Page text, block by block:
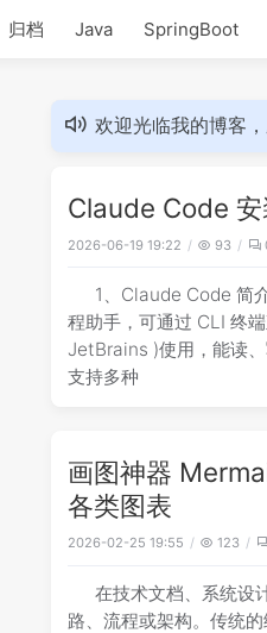
归档 Java SpringBoot
欢迎光临我的博客
Claude Code 安
2026-06-19 19:22 93
1、Claude Code 简
程助手，可通过 CLI 终
JetBrains )使用，能读
支持多种
画图神器
各类图表
2026-02-25 19:55 123
在技术文档、系统设
路、流程或架构。传统